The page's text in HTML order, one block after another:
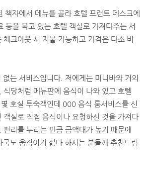
책자에서 메뉴를 골라 호텔 프런트 데스크에
등을 묵고 있는 호텔 객실로 가져다주는 서
크아웃 시 지불 가능하고 가격은 다소 비
없는 서비스입니다. 저에게는 미니바와 거의
식당처럼 메뉴판에 음식이 나와 있고 호텔
호실 투숙객인데 000 음식 룸서비스를 신
객실로 직접 음식이나 요청하신 것을 가져다
리를 누리는 만큼 금액대가 높기 때문에
국도 움직이기 싫다 하시는 분들께 추천드립